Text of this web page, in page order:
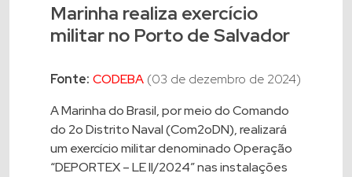
Marinha realiza exercício
militar no Porto de Salvador
Fonte: CODEBA (03 de dezembro de 2024)
A Marinha do Brasil, por meio do Comando
do 2o Distrito Naval (Com2oDN), realizará
um exercício militar denominado Operação
“DEPORTEX – LE II/2024” nas instalações